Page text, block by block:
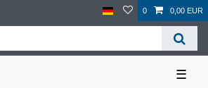
0 0,00 EUR
☰